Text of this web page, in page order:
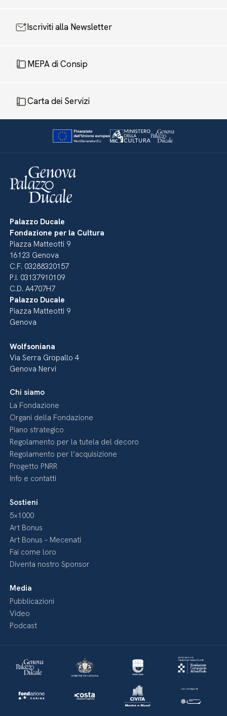
Iscriviti alla Newsletter
MEPA di Consip
Carta dei Servizi
Palazzo Ducale
Fondazione per la Cultura
Piazza Matteotti 9
16123 Genova
C.F. 03288320157
P.I. 03137910109
C.D. A4707H7
Palazzo Ducale
Piazza Matteotti 9
Genova
Wolfsoniana
Via Serra Gropallo 4
Genova Nervi
Chi siamo
La Fondazione
Organi della Fondazione
Piano strategico
Regolamento per la tutela del decoro
Regolamento per l’acquisizione
Progetto PNRR
Info e contatti
Sostieni
5×1000
Art Bonus
Art Bonus – Mecenati
Fai come loro
Diventa nostro Sponsor
Media
Pubblicazioni
Video
Podcast